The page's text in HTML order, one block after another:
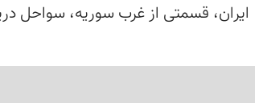
ایران، قسمتی از غرب سوریه، سواحل